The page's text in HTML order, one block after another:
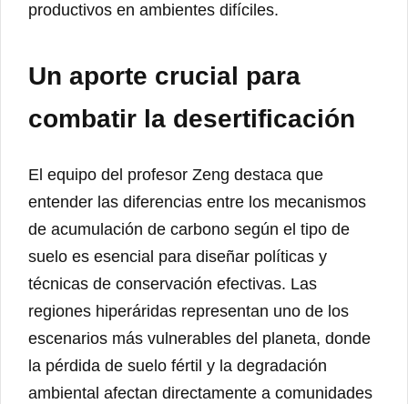
productivos en ambientes difíciles.
Un aporte crucial para
combatir la desertificación
El equipo del profesor Zeng destaca que
entender las diferencias entre los mecanismos
de acumulación de carbono según el tipo de
suelo es esencial para diseñar políticas y
técnicas de conservación efectivas. Las
regiones hiperáridas representan uno de los
escenarios más vulnerables del planeta, donde
la pérdida de suelo fértil y la degradación
ambiental afectan directamente a comunidades